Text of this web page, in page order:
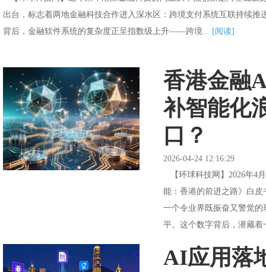
出台，标志着两地金融科技合作进入深水区：跨境支付系统互联持续
背后，金融软件系统的复杂度正呈指数级上升——跨境... [阅读]
香港金融
补智能化
口？
2026-04-24 12:16:29
【环球科技网】2026年4
能：香港的前进之路》白
一个令业界既振奋又警觉
平。这个数字背后，潜藏
AI应用落